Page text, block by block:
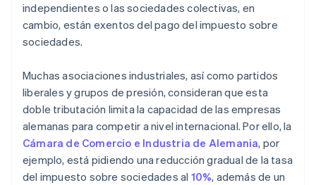
independientes o las sociedades colectivas, en
cambio, están exentos del pago del impuesto sobre
sociedades.
Muchas asociaciones industriales, así como partidos
liberales y grupos de presión, consideran que esta
doble tributación limita la capacidad de las empresas
alemanas para competir a nivel internacional. Por ello, la
Cámara de Comercio e Industria de Alemania, por
ejemplo, está pidiendo una reducción gradual de la tasa
del impuesto sobre sociedades al 10%, además de un